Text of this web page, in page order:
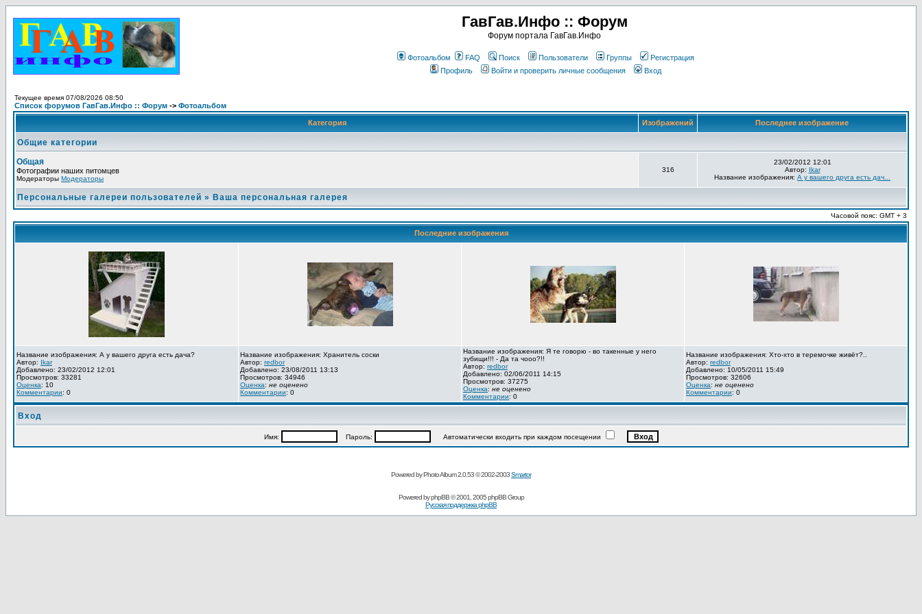
ГавГав.Инфо :: Форум
Форум портала ГавГав.Инфо
Фотоальбом FAQ Поиск Пользователи Группы
Регистрация
Профиль
Войти и проверить личные сообщения Вход
Текущее время 07/08/2026 08:50
Список форумов ГавГав.Инфо :: Форум -> Фотоальбом
Категория Изображений Последнее изображение
Общие категории
Общая
Фотографии наших питомцев
Модераторы Модераторы
316
23/02/2012 12:01
Автор: Ikar
Название изображения: А у вашего друга есть дач...
Персональные галереи пользователей » Ваша персональная галерея
Часовой пояс: GMT + 3
Последние изображения
Название изображения: А у вашего друга есть дача?
Автор: Ikar
Добавлено: 23/02/2012 12:01
Просмотров: 33281
Оценка: 10
Комментарии: 0
Название изображения: Хранитель соски
Автор: redbor
Добавлено: 23/08/2011 13:13
Просмотров: 34946
Оценка: не оценено
Комментарии: 0
Название изображения: Я те говорю - во такенные у него
зубищи!!! - Да та чооо?!!
Автор: redbor
Добавлено: 02/06/2011 14:15
Просмотров: 37275
Оценка: не оценено
Комментарии: 0
Название изображения: Хто-хто в теремочке живёт?..
Автор: redbor
Добавлено: 10/05/2011 15:49
Просмотров: 32606
Оценка: не оценено
Комментарии: 0
Вход
Имя: Пароль: Автоматически входить при каждом посещении
Powered by Photo Album 2.0.53 © 2002-2003Smartor
Powered byphpBB© 2001, 2005 phpBB Group
Русская поддержка phpBB